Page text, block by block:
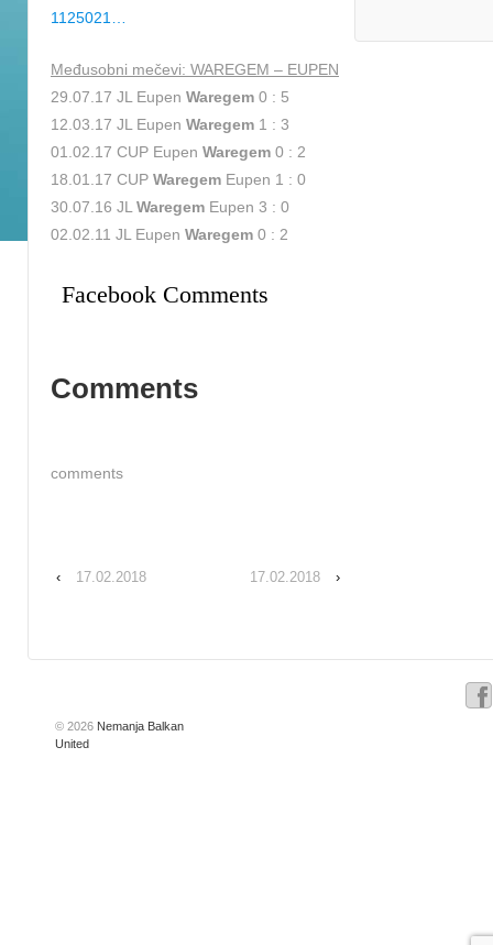
1125021…
Međusobni mečevi: WAREGEM – EUPEN
29.07.17 JL Eupen Waregem 0 : 5
12.03.17 JL Eupen Waregem 1 : 3
01.02.17 CUP Eupen Waregem 0 : 2
18.01.17 CUP Waregem Eupen 1 : 0
30.07.16 JL Waregem Eupen 3 : 0
02.02.11 JL Eupen Waregem 0 : 2
Facebook Comments
Comments
comments
‹ 17.02.2018 17.02.2018 ›
© 2026 Nemanja Balkan
United